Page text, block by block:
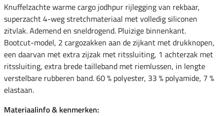
Knuffelzachte warme cargo jodhpur rijlegging van rekbaar,
superzacht 4-weg stretchmateriaal met volledig siliconen
zitvlak. Ademend en sneldrogend. Pluizige binnenkant.
Bootcut-model, 2 cargozakken aan de zijkant met drukknopen,
een daarvan met extra zijzak met ritssluiting, 1 achterzak met
ritssluiting, extra brede tailleband met riemlussen, in lengte
verstelbare rubberen band. 60 % polyester, 33 % polyamide, 7 %
elastaan.
Materiaalinfo & kenmerken: